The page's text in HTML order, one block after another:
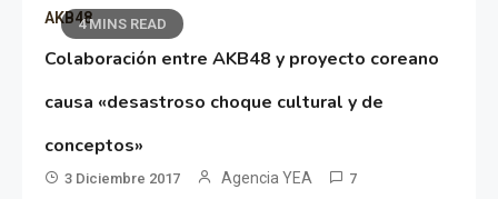
4 MINS READ
AKB48
Colaboración entre AKB48 y proyecto coreano
causa «desastroso choque cultural y de
conceptos»
3 Diciembre 2017 Agencia YEA 7